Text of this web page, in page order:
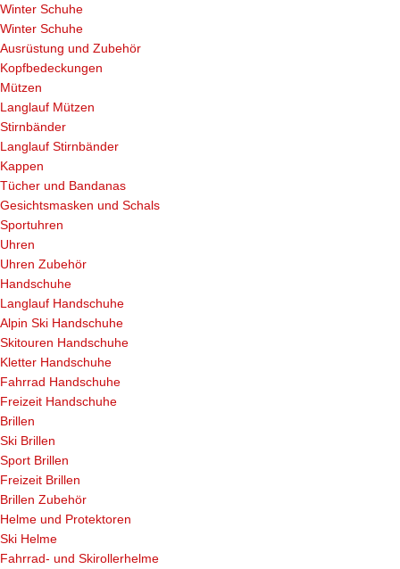
Winter Schuhe
Winter Schuhe
Ausrüstung und Zubehör
Kopfbedeckungen
Mützen
Langlauf Mützen
Stirnbänder
Langlauf Stirnbänder
Kappen
Tücher und Bandanas
Gesichtsmasken und Schals
Sportuhren
Uhren
Uhren Zubehör
Handschuhe
Langlauf Handschuhe
Alpin Ski Handschuhe
Skitouren Handschuhe
Kletter Handschuhe
Fahrrad Handschuhe
Freizeit Handschuhe
Brillen
Ski Brillen
Sport Brillen
Freizeit Brillen
Brillen Zubehör
Helme und Protektoren
Ski Helme
Fahrrad- und Skirollerhelme